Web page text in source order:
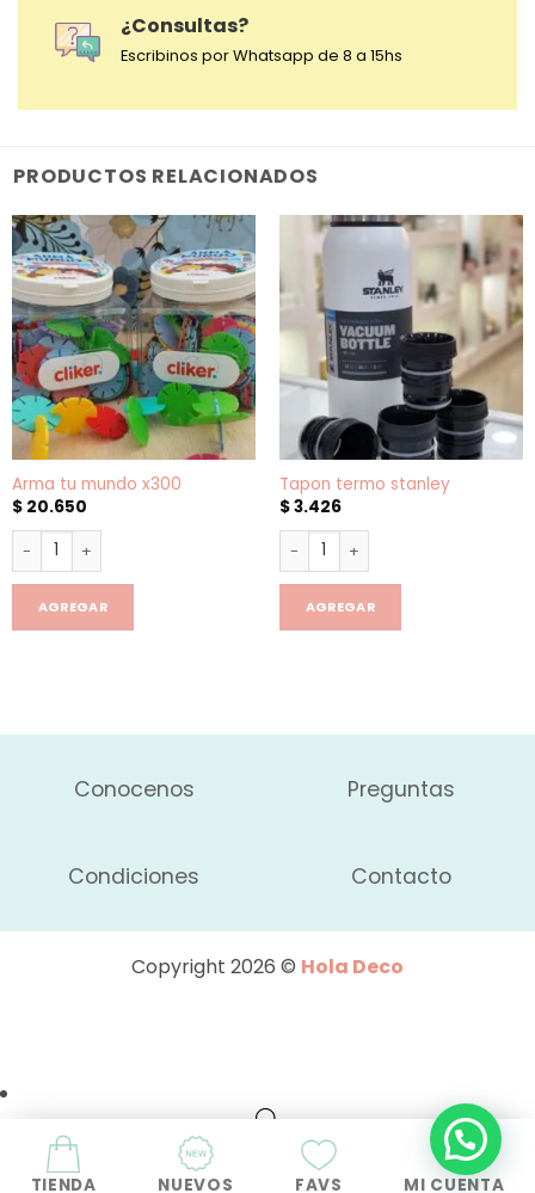
¿Consultas?
Escribinos por Whatsapp de 8 a 15hs
PRODUCTOS RELACIONADOS
Arma tu mundo x300
$20.650
Arma tu mundo x300 cantidad
AGREGAR
Tapon termo stanley
$3.426
Tapon termo stanley cantidad
AGREGAR
Conocenos Preguntas
Condiciones Contacto
Copyright 2026 © Hola Deco
TIENDA NUEVOS FAVS MI CUENTA